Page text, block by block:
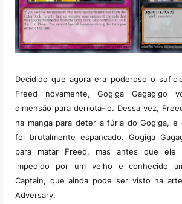
Decidido que agora era poderoso o
Freed novamente, Gogiga Gagagigo
dimensão para derrotá-lo. Dessa vez,
na manga para deter a fúria do Gogiga, e
foi brutalmente espancado. Gogiga
para matar Freed, mas antes que
impedido por um velho e conhecido
Captain, que ainda pode ser visto na
Adversary.